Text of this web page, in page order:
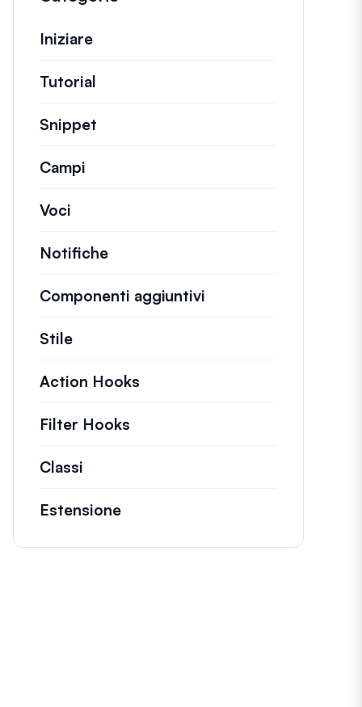
Iniziare
Tutorial
Snippet
Campi
Voci
Notifiche
Componenti aggiuntivi
Stile
Action Hooks
Filter Hooks
Classi
Estensione